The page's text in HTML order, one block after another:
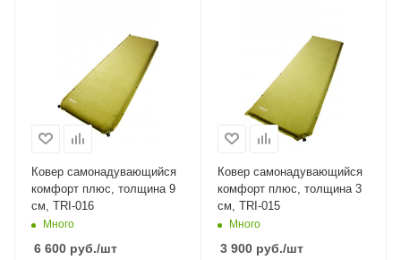
Ковер самонадувающийся
комфорт плюс, толщина 9
см, TRI-016
Много
6 600 руб./шт
Ковер самонадувающийся
комфорт плюс, толщина 3
см, TRI-015
Много
3 900руб./шт